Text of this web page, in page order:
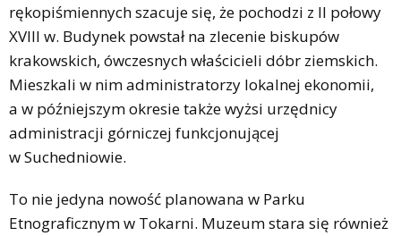
rękopiśmiennych szacuje się, że pochodzi z II połowy
XVIII w. Budynek powstał na zlecenie biskupów
krakowskich, ówczesnych właścicieli dóbr ziemskich.
Mieszkali w nim administratorzy lokalnej ekonomii,
a w późniejszym okresie także wyżsi urzędnicy
administracji górniczej funkcjonującej
w Suchedniowie.
To nie jedyna nowość planowana w Parku
Etnograficznym w Tokarni. Muzeum stara się również